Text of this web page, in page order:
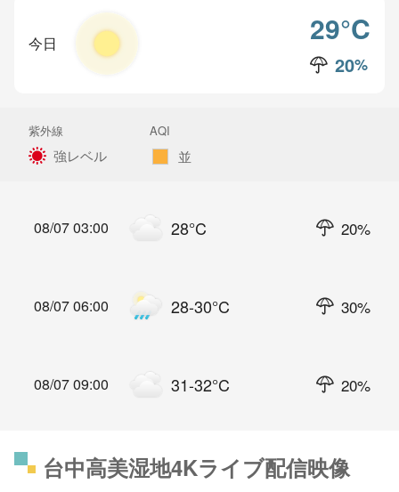
今日 29°C
降水確率
20%
紫外線
強レベル
AQI
並
08/07 03:00 28°C 20%
08/07 06:00 28-30°C 30%
08/07 09:00 31-32°C 20%
台中高美湿地4Kライブ配信映像